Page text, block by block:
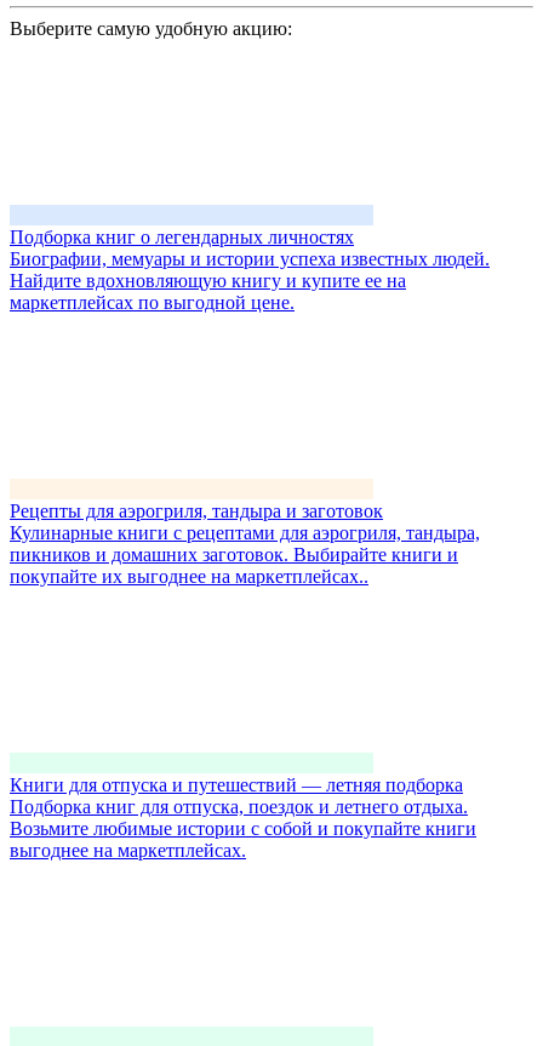
Выберите самую удобную акцию:
Подборка книг о легендарных личностях
Биографии, мемуары и истории успеха известных людей.
Найдите вдохновляющую книгу и купите ее на
маркетплейсах по выгодной цене.
Рецепты для аэрогриля, тандыра и заготовок
Кулинарные книги с рецептами для аэрогриля, тандыра,
пикников и домашних заготовок. Выбирайте книги и
покупайте их выгоднее на маркетплейсах..
Книги для отпуска и путешествий — летняя подборка
Подборка книг для отпуска, поездок и летнего отдыха.
Возьмите любимые истории с собой и покупайте книги
выгоднее на маркетплейсах.